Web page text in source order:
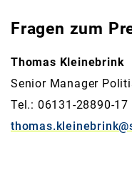
Fragen zum
Thomas Kleinebrink
Senior Manager
Tel.: 06131-28890-17